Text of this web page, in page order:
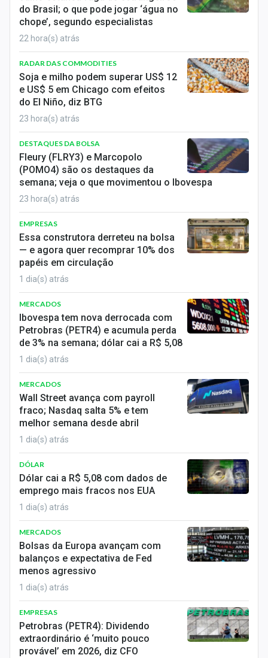
Economia
Empresas
Política
Colunas
Especiais
Internacional
Marketing
Tecnologia
Conteúdo de Marca
Sobre
Expediente
Contato
do Brasil; o que pode jogar ‘água no
chope’, segundo especialistas
22 hora(s) atrás
RADAR DAS COMMODITIES
Soja e milho podem superar US$ 12
e US$ 5 em Chicago com efeitos
do El Niño, diz BTG
23 hora(s) atrás
DESTAQUES DA BOLSA
Fleury (FLRY3) e Marcopolo
(POMO4) são os destaques da
semana; veja o que movimentou o Ibovespa
23 hora(s) atrás
EMPRESAS
Essa construtora derreteu na bolsa
— e agora quer recomprar 10% dos
papéis em circulação
1 dia(s) atrás
MERCADOS
Ibovespa tem nova derrocada com
Petrobras (PETR4) e acumula perda
de 3% na semana; dólar cai a R$ 5,08
1 dia(s) atrás
MERCADOS
Wall Street avança com payroll
fraco; Nasdaq salta 5% e tem
melhor semana desde abril
1 dia(s) atrás
DÓLAR
Dólar cai a R$ 5,08 com dados de
emprego mais fracos nos EUA
1 dia(s) atrás
MERCADOS
Bolsas da Europa avançam com
balanços e expectativa de Fed
menos agressivo
1 dia(s) atrás
EMPRESAS
Petrobras (PETR4): Dividendo
extraordinário é ‘muito pouco
provável’ em 2026, diz CFO